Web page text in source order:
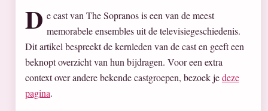
D e cast van The Sopranos is een van de meest
memorabele ensembles uit de televisiegeschiedenis.
Dit artikel bespreekt de kernleden van de cast en geeft een
beknopt overzicht van hun bijdragen. Voor een extra
context over andere bekende castgroepen, bezoek jedeze
pagina.